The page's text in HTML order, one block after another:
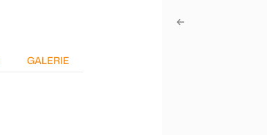
GALERIE